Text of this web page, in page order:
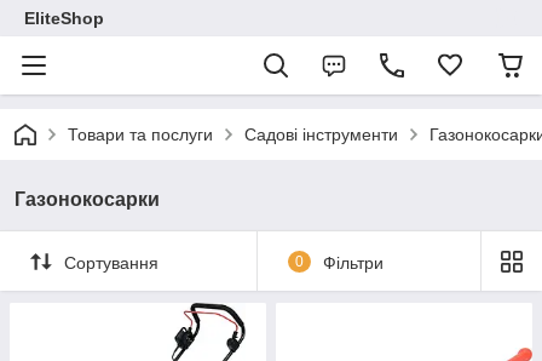
EliteShop
Товари та послуги Садові інструменти
Газонокосарки
Сортування 0 Фільтри